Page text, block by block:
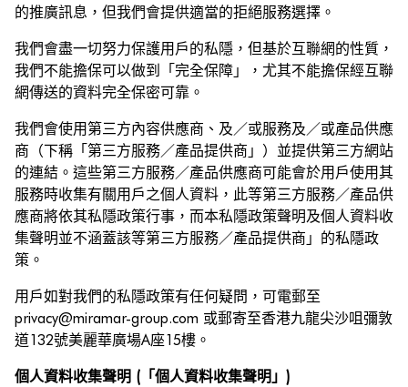
的推廣訊息，但我們會提供適當的拒絕服務選擇。
我們會盡一切努力保護用戶的私隱，但基於互聯網的性質，
我們不能擔保可以做到「完全保障」，尤其不能擔保經互聯
網傳送的資料完全保密可靠。
我們會使用第三方內容供應商、及／或服務及／或產品供應
商（下稱「第三方服務／產品提供商」）並提供第三方網站
的連結。這些第三方服務／產品供應商可能會於用戶使用其
服務時收集有關用戶之個人資料，此等第三方服務／產品供
應商將依其私隱政策行事，而本私隱政策聲明及個人資料收
集聲明並不涵蓋該等第三方服務／產品提供商」的私隱政
策。
用戶如對我們的私隱政策有任何疑問，可電郵至
privacy@miramar-group.com 或郵寄至香港九龍尖沙咀彌敦
道132號美麗華廣場A座15樓。
個人資料收集聲明 (「個人資料收集聲明」)